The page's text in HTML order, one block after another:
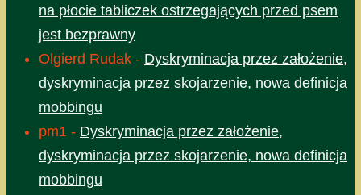
na płocie tabliczek ostrzegających przed psem
jest bezprawny
Olgierd Rudak - Dyskryminacja przez założenie,
dyskryminacja przez skojarzenie, nowa definicja
mobbingu
pm1 - Dyskryminacja przez założenie,
dyskryminacja przez skojarzenie, nowa definicja
mobbingu